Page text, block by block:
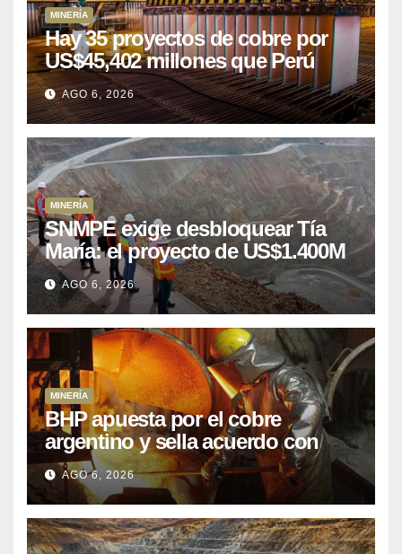
MINERÍA
Hay 35 proyectos de cobre por
US$45,402 millones que Perú
puede aprovechar
AGO 6, 2026
MINERÍA
SNMPE exige desbloquear Tía
María: el proyecto de US$1.400M
que Perú lleva 15 años
posponiendo
AGO 6, 2026
MINERÍA
BHP apuesta por el cobre
argentino y sella acuerdo con
Kobrea para siete proyecto
AGO 6, 2026